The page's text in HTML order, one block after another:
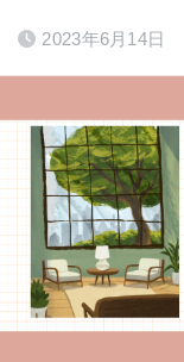
2023年6月14日